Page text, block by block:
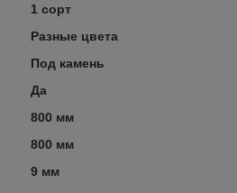
1 сорт
Разные цвета
Под камень
Да
800 мм
800 мм
9 мм